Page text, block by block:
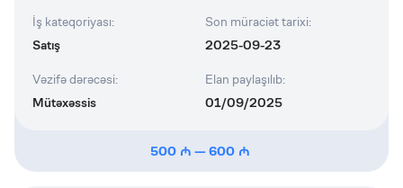
İş kateqoriyası:
Satış
Son müraciət tarixi:
2025-09-23
Vəzifə dərəcəsi:
Mütəxəssis
Elan paylaşılıb:
01/09/2025
500 — 600